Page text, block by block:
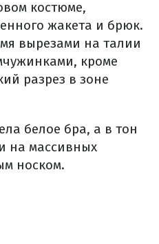
костюме,
жакета и брюк.
вырезами на талии
кроме
разрез в зоне
белое бра, а в тон
на массивных
носком.